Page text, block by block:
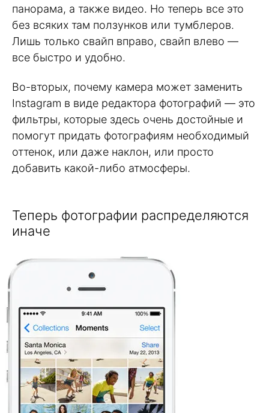
панорама, а также видео. Но теперь все это
без всяких там ползунков или тумблеров.
Лишь только свайп вправо, свайп влево —
все быстро и удобно.
Во-вторых, почему камера может заменить
Instagram в виде редактора фотографий — это
фильтры, которые здесь очень достойные и
помогут придать фотографиям необходимый
оттенок, или даже наклон, или просто
добавить какой-либо атмосферы.
Теперь фотографии распределяются
иначе